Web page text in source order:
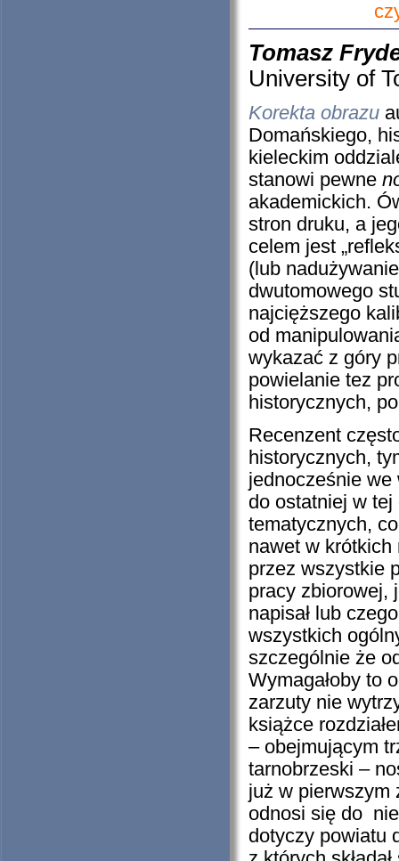
Tomasz
University of
Korekta obrazu
Domańskiego,
kieleckim
stanowi pewne
akademickich.
stron druku, a
celem jest
(lub
dwutomowego
najcięższego
od
wykazać z góry
powielanie tez
historycznych,
Recenzent
historycznych,
jednocześnie
do ostatniej w tej
tematycznych,
nawet w krótkich
przez wszystkie
pracy zbiorowej,
napisał lub
wszystkich
szczególnie że
Wymagałoby to
zarzuty nie
książce
– obejmującym
tarnobrzeski –
już w pierwszym
odnosi się do
dotyczy powiatu